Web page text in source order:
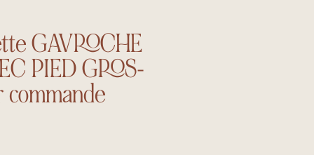
GAVROCHE
PIED GROS-